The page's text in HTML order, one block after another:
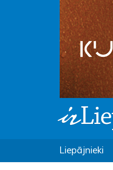
Liepājnieki